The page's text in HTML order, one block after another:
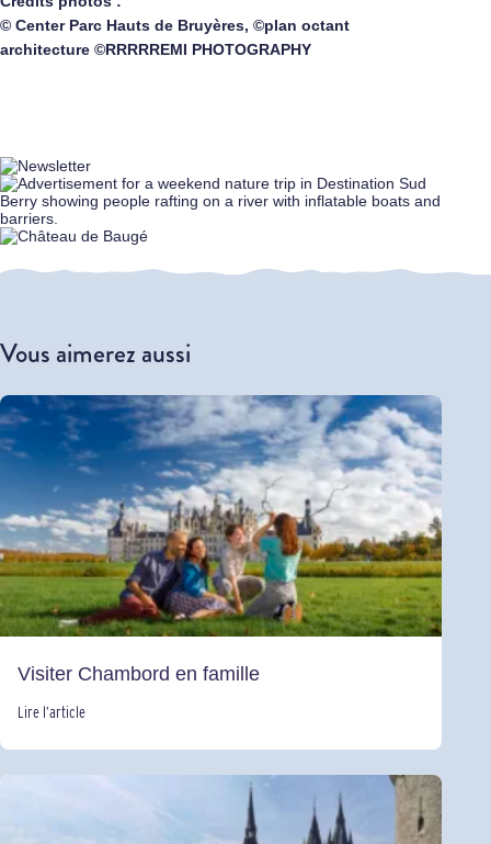
© Center Parc Hauts de Bruyères, ©plan octant
architecture ©RRRRREMI PHOTOGRAPHY
Vous aimerez aussi
Visiter Chambord en famille
Lire l’article